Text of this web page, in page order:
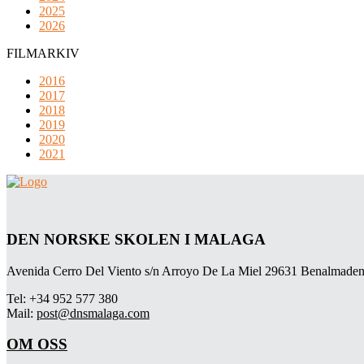
2025
2026
FILMARKIV
2016
2017
2018
2019
2020
2021
DEN NORSKE SKOLEN I MALAGA
Avenida Cerro Del Viento s/n Arroyo De La Miel 29631
Tel: +34 952 577 380
Mail: post@dnsmalaga.com
OM OSS